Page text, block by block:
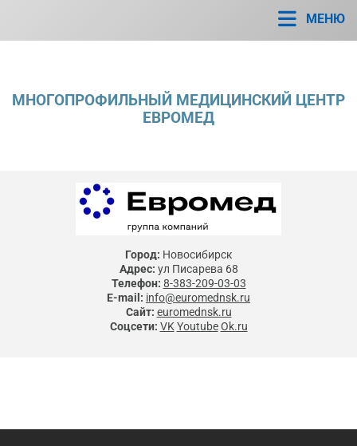
МЕНЮ
МНОГОПРОФИЛЬНЫЙ МЕДИЦИНСКИЙ ЦЕНТР
ЕВРОМЕД
Город: Новосибирск
Адрес: ул Писарева 68
Телефон: 8-383-209-03-03
E-mail: info@euromednsk.ru
Сайт: euromednsk.ru
Соцсети: VK Youtube Ok.ru